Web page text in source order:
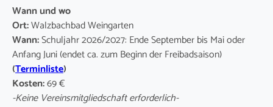
Wann und wo
Ort:Walzbachbad Weingarten
Wann:Schuljahr 2026/2027: Ende September bis Mai oder
Anfang Juni (endet ca. zum Beginn der Freibadsaison)
(Terminliste)
Kosten:69 €
-Keine Vereinsmitgliedschaft erforderlich-